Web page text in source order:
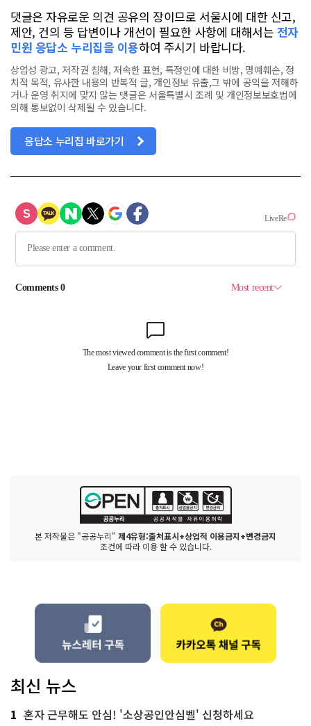
댓글은 자유로운 의견 공유의 장이므로 서울시에 대한 신고,
제안, 건의 등 답변이나 개선이 필요한 사항에 대해서는 전자
민원 응답소 누리집을 이용하여 주시기 바랍니다.
상업성 광고, 저작권 침해, 저속한 표현, 특정인에 대한 비방, 명예훼손, 정
치적 목적, 유사한 내용의 반복적 글, 개인정보 유출,그 밖에 공익을 저해하
거나 운영 취지에 맞지 않는 댓글은 서울특별시 조례 및 개인정보보호법에
의해 통보없이 삭제될 수 있습니다.
응답소 누리집 바로가기
본 저작물은 "공공누리" 제4유형:출처표시+상업적 이용금지+변경금지
조건에 따라 이용 할 수 있습니다.
최신 뉴스
1 혼자 근무해도 안심! '소상공인안심벨' 신청하세요